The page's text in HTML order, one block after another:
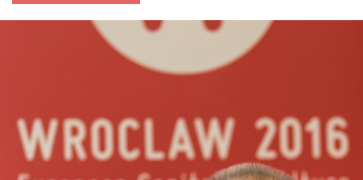
Kliknij, aby powiększyć